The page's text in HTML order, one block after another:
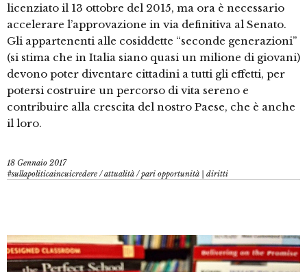
licenziato il 13 ottobre del 2015, ma ora è necessario
accelerare l’approvazione in via definitiva al Senato.
Gli appartenenti alle cosiddette “seconde generazioni”
(si stima che in Italia siano quasi un milione di giovani)
devono poter diventare cittadini a tutti gli effetti, per
potersi costruire un percorso di vita sereno e
contribuire alla crescita del nostro Paese, che è anche
il loro.
18 Gennaio 2017
#sullapoliticaincuicredere /attualità /pari opportunità | diritti